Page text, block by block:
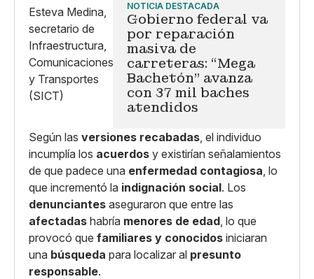
NOTICIA DESTACADA
Gobierno federal va
por reparación
masiva de
carreteras: “Mega
Bachetón” avanza
con 37 mil baches
atendidos
Según las versiones recabadas, el individuo
incumplía los acuerdos y existirían señalamientos
de que padece una enfermedad contagiosa, lo
que incrementó la indignación social. Los
denunciantes aseguraron que entre las
afectadas habría menores de edad, lo que
provocó que familiares y conocidos iniciaran
una búsqueda para localizar al presunto
responsable.